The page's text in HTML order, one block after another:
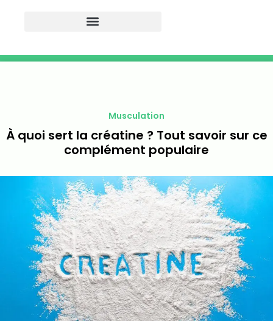
Musculation
À quoi sert la créatine ? Tout savoir sur ce
complément populaire